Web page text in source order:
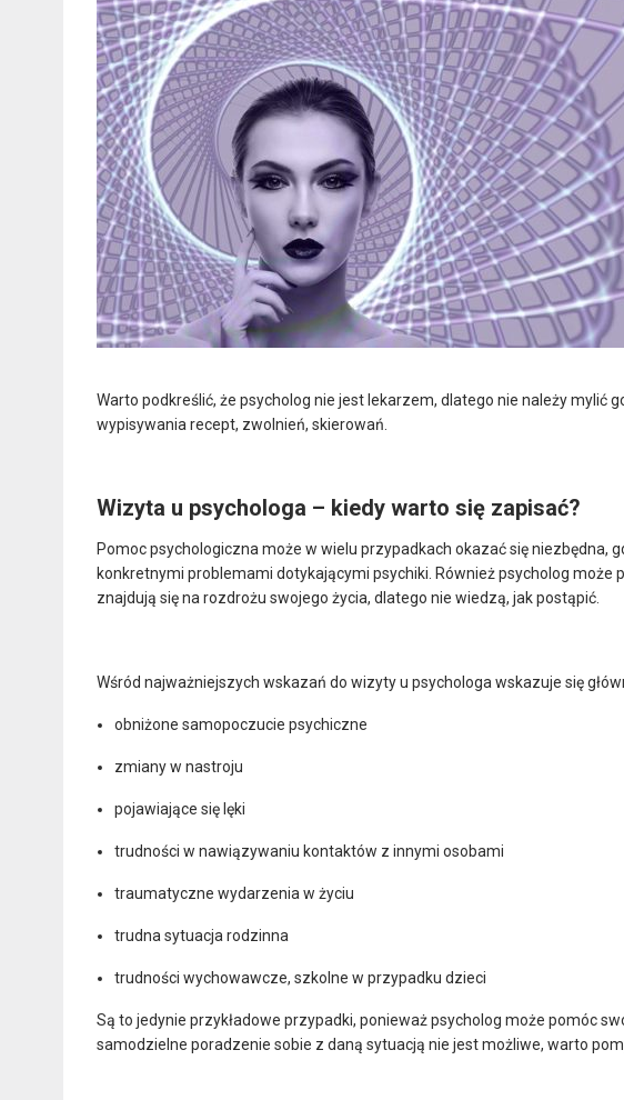
Warto podkreślić, że psycholog nie jest lekarzem, dlatego nie należy mylić
wypisywania recept, zwolnień, skierowań.
Wizyta u psychologa – kiedy warto się zapisać?
Pomoc psychologiczna może w wielu przypadkach okazać się niezbędna,
konkretnymi problemami dotykającymi psychiki. Również psycholog może
znajdują się na rozdrożu swojego życia, dlatego nie wiedzą, jak postąpić.
Wśród najważniejszych wskazań do wizyty u psychologa wskazuje się
obniżone samopoczucie psychiczne
zmiany w nastroju
pojawiające się lęki
trudności w nawiązywaniu kontaktów z innymi osobami
traumatyczne wydarzenia w życiu
trudna sytuacja rodzinna
trudności wychowawcze, szkolne w przypadku dzieci
Są to jedynie przykładowe przypadki, ponieważ psycholog może pomóc
samodzielne poradzenie sobie z daną sytuacją nie jest możliwe, warto